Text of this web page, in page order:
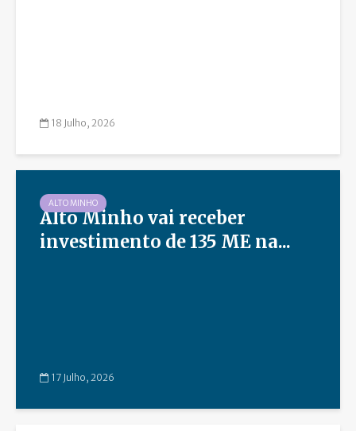
18 Julho, 2026
ALTO MINHO
Alto Minho vai receber
investimento de 135 ME na...
17 Julho, 2026